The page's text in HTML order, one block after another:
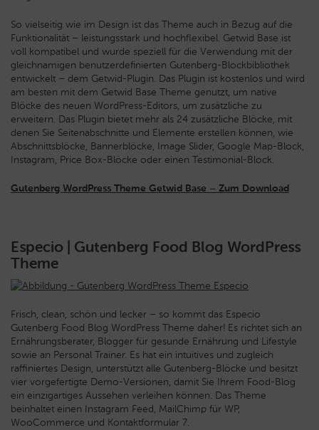
So vielseitig wie im Design ist das Theme auch in Bezug auf die
Funktionalität – leistungsstark und hochflexibel. Getwid Base ist
voll kompatibel und wurde speziell für die Verwendung mit der
gleichnamigen benutzerdefinierten Gutenberg-Blockbibliothek
entwickelt – dem Getwid-Plugin. Das Plugin ist kostenlos und wird
am besten mit dem Getwid Base Theme genutzt, um native
Blöcke des neuen WordPress-Editors, um zusätzliche zu
erweitern. Das Plugin bietet mehr als 24 zusätzliche Blöcke, mit
denen Sie Seitenabschnitte und Elemente erstellen können, wie
Abschnittsblöcke, Bannerblöcke, Image Slider, Google Map-Block,
Instagram, Price Box-Blöcke oder einen Testimonial-Block.
Gutenberg WordPress Theme Getwid Base – Zum Download
Especio | Gutenberg Food Blog WordPress
Theme
Frisch, clean, schön und lecker – so kommt das Especio
Gutenberg Food Blog WordPress Theme daher! Es richtet sich an
Ernährungsberater, Blogger für gesunde Ernährung und Lifestyle
sowie an Personal Trainer. Es hat ein intuitives und zugleich
raffiniertes Design, unterstützt alle Gutenberg-Blöcke und besitzt
vier vorgefertigte Demo-Versionen, damit Sie Ihrem Food-Blog
ein einzigartiges Aussehen verleihen können. Das Theme
beinhaltet einen Instagram Feed, MailChimp für WP,
WooCommerce und Kontaktformular 7.